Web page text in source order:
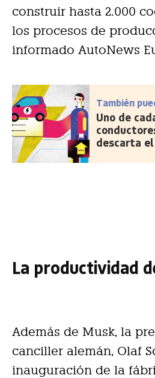
construir hasta 2.000
los procesos de
informado AutoNews
También
Uno de
descarta
La productividad
Además de Musk, la
canciller alemán, Olaf
inauguración de la